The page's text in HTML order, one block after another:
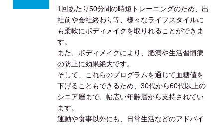
1回あたり50分間の時短トレーニングのため、出
社前や会社終わり等、様々なライフスタイルに
も柔軟にボディメイクを取りれることができま
す。
また、ボディメイクにより、肥満や生活習慣病
の防止に効果絶大です。
そして、これらのプログラムを通じて血糖値を
下げることもできるため、30代から60代以上の
シニア層まで、幅広い年齢層から支持されてい
ます。
運動や食事以外にも、日常生活などのアドバイ